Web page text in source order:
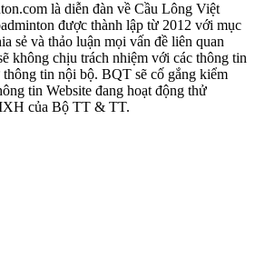
là diễn đàn về Cầu Lông Việt
được thành lập từ 2012 với mục
sẻ và thảo luận mọi vấn đề liên quan
không chịu trách nhiệm với các thông tin
tin nội bộ. BQT sẽ cố gắng kiểm
tin Website đang hoạt động thử
của Bộ TT & TT.